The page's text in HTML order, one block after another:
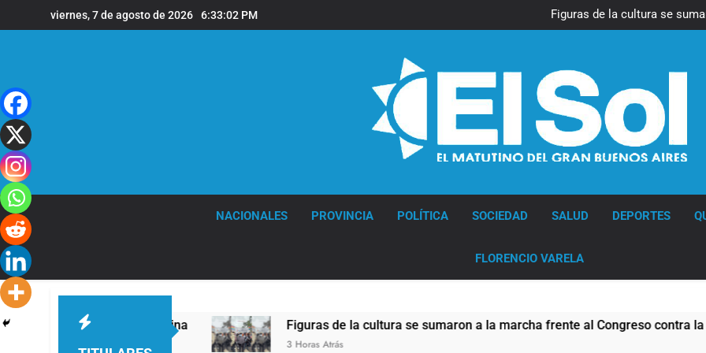
al
viernes, 7 de agosto de 2026 6:33:03 PM
Figuras de la cultura se
Nueva jornada negativa
Figuras de la cultura se
Nueva jornada negativa
en Wall Street y el
Jorge Macri condenó los
NACIONALES PROVINCIA POLÍTICA SOCIEDAD SALUD DEPORTES
FLORENCIO VARELA
León XIV a la Argentina Figuras de la cultura se sumaron a la marcha frente al Congreso contra la Ley
3 Horas Atrás